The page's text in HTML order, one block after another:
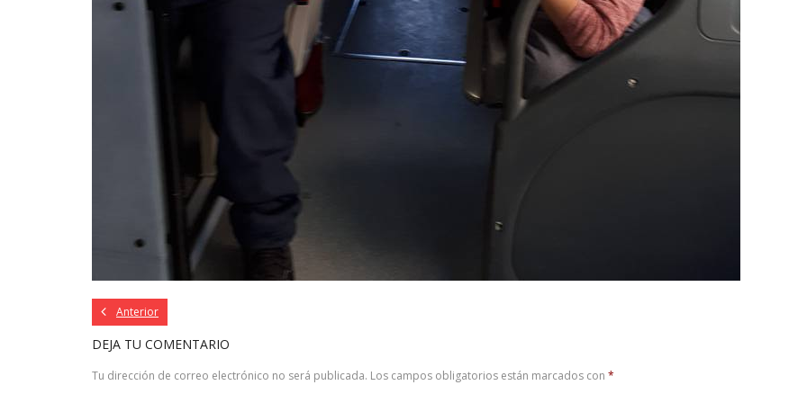
Anterior
DEJA TU COMENTARIO
Tu dirección de correo electrónico no será publicada. Los campos obligatorios están marcados con *